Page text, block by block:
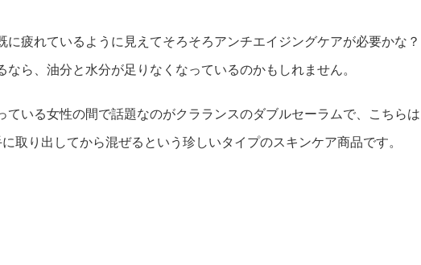
に疲れているように見えてそろそろアンチエイジングケアが必要かな？
ら、油分と水分が足りなくなっているのかもしれません。
ている女性の間で話題なのがクラランスのダブルセーラムで、こちらは
取り出してから混ぜるという珍しいタイプのスキンケア商品です。